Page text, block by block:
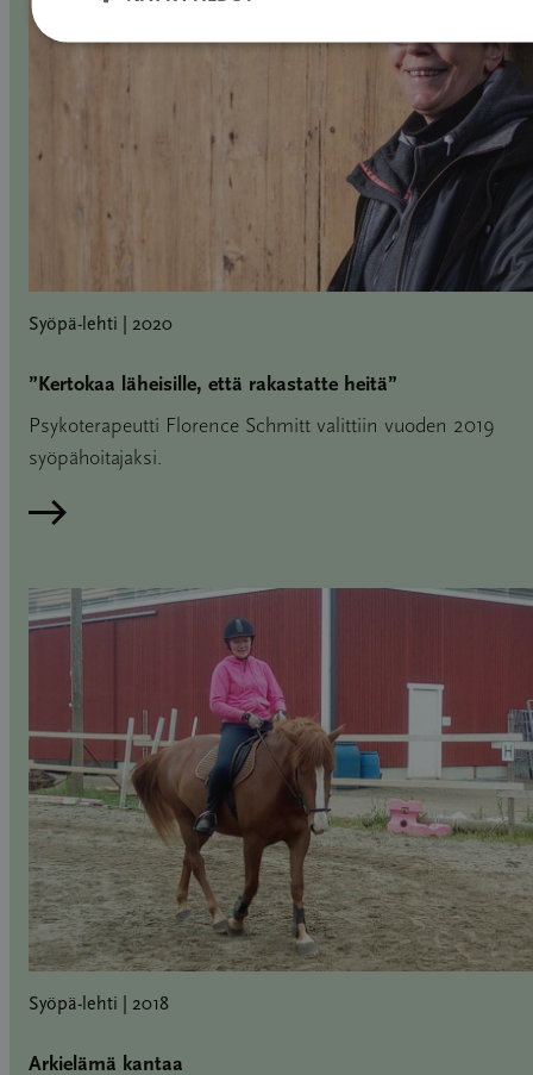
Syöpä-lehti | 2020
”Kertokaa läheisille, että rakastatte heitä”
Psykoterapeutti Florence Schmitt valittiin vuoden 2019
syöpähoitajaksi.
Lue artikkeli
Syöpä-lehti | 2018
Arkielämä kantaa